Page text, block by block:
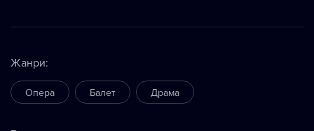
Жанри:
Опера Балет Драма